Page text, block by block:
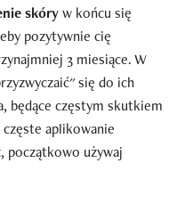
skóryw końcu się
pozytywnie cię
3 miesiące. W
się do ich
będące częstym skutkiem
aplikowanie
początkowo używaj